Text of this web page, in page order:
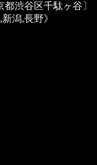
渋谷区千駄ヶ谷〕
潟,長野》